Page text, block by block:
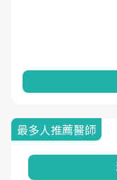
最多人推薦醫師